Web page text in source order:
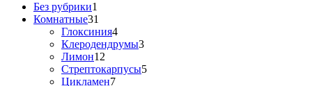
Без рубрики1
Комнатные31
Глоксиния4
Клеродендрумы3
Лимон12
Стрептокарпусы5
Цикламен7